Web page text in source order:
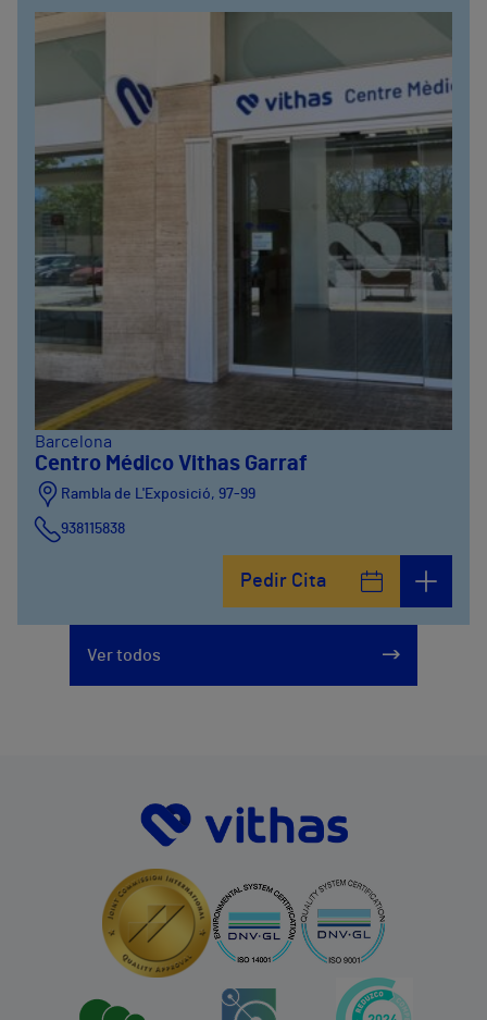
Barcelona
Centro Médico Vithas Garraf
Rambla de L'Exposició, 97-99
938115838
Pedir Cita
Ver todos